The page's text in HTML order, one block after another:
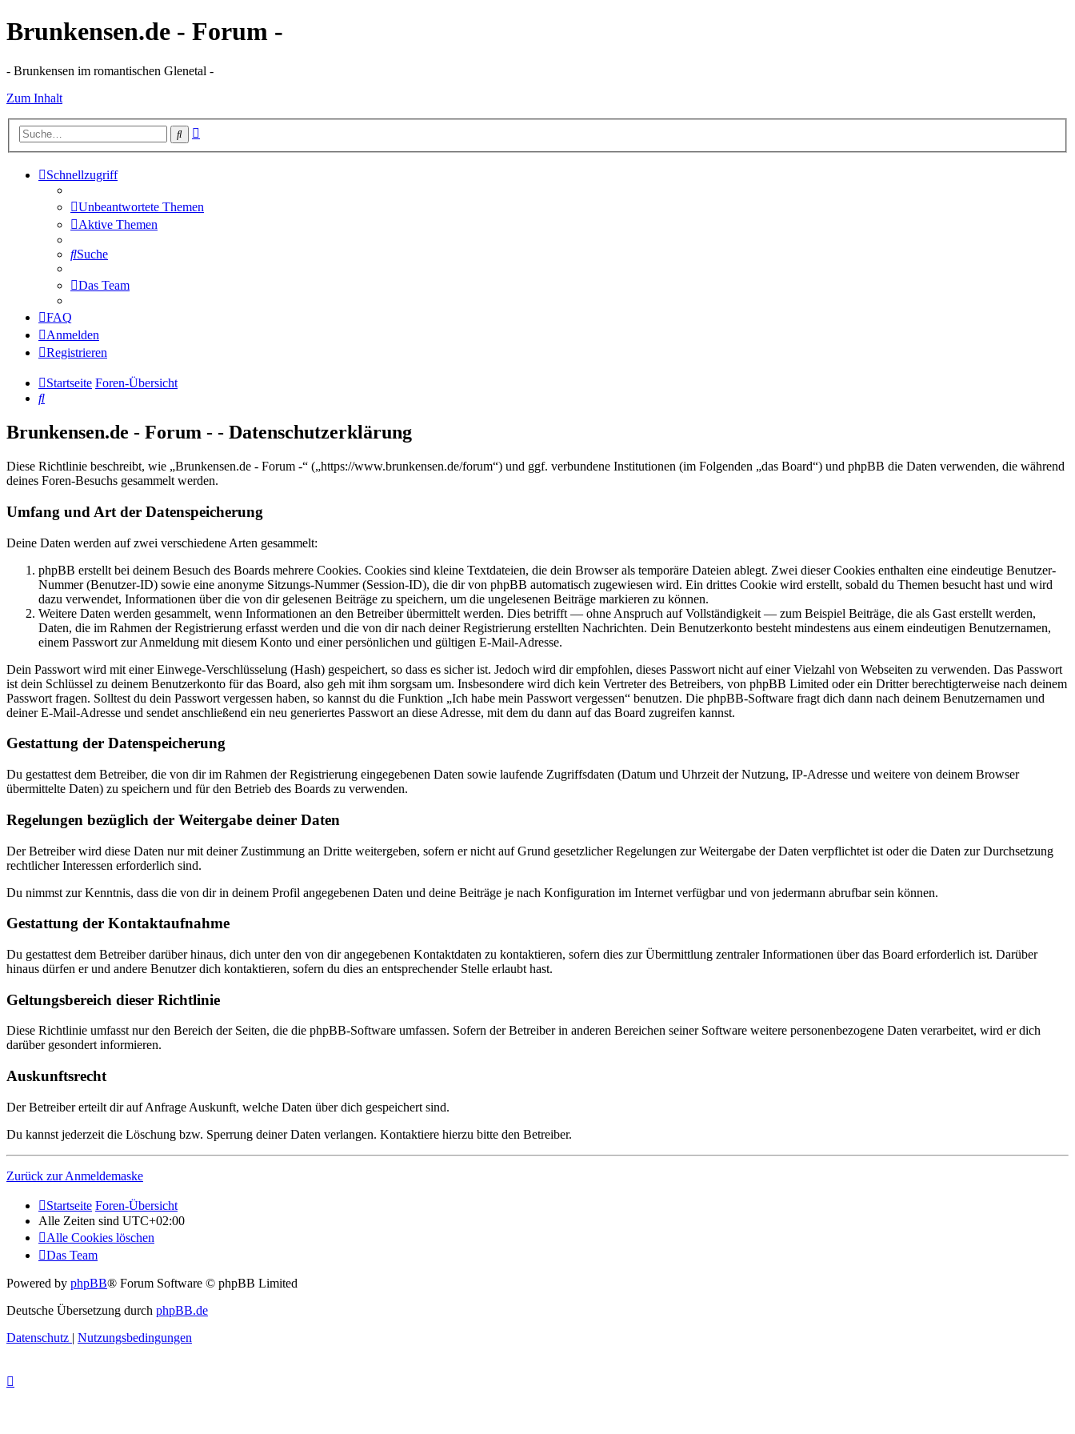
Brunkensen.de - Forum -
- Brunkensen im romantischen Glenetal -
Zum Inhalt
Suche
Schnellzugriff
Unbeantwortete Themen
Aktive Themen
Suche
Das Team
FAQ
Anmelden
Registrieren
Startseite Foren-Übersicht
Suche
Brunkensen.de - Forum - - Datenschutzerklärung
Diese Richtlinie beschreibt, wie „Brunkensen.de - Forum -“ („https://www.brunkensen.de/forum“) und ggf. verbundene Institutionen (im Folgenden „das Board“) und phpBB die Daten verwenden, die während
deines Foren-Besuchs gesammelt werden.
Umfang und Art der Datenspeicherung
Deine Daten werden auf zwei verschiedene Arten gesammelt:
phpBB erstellt bei deinem Besuch des Boards mehrere Cookies. Cookies sind kleine Textdateien, die dein Browser als temporäre Dateien ablegt. Zwei dieser Cookies enthalten eine eindeutige Benutzer-
Nummer (Benutzer-ID) sowie eine anonyme Sitzungs-Nummer (Session-ID), die dir von phpBB automatisch zugewiesen wird. Ein drittes Cookie wird erstellt, sobald du Themen besucht hast und wird
dazu verwendet, Informationen über die von dir gelesenen Beiträge zu speichern, um die ungelesenen Beiträge markieren zu können.
Weitere Daten werden gesammelt, wenn Informationen an den Betreiber übermittelt werden. Dies betrifft — ohne Anspruch auf Vollständigkeit — zum Beispiel Beiträge, die als Gast erstellt werden,
Daten, die im Rahmen der Registrierung erfasst werden und die von dir nach deiner Registrierung erstellten Nachrichten. Dein Benutzerkonto besteht mindestens aus einem eindeutigen Benutzernamen,
einem Passwort zur Anmeldung mit diesem Konto und einer persönlichen und gültigen E-Mail-Adresse.
Dein Passwort wird mit einer Einwege-Verschlüsselung (Hash) gespeichert, so dass es sicher ist. Jedoch wird dir empfohlen, dieses Passwort nicht auf einer Vielzahl von Webseiten zu verwenden. Das Passwort
ist dein Schlüssel zu deinem Benutzerkonto für das Board, also geh mit ihm sorgsam um. Insbesondere wird dich kein Vertreter des Betreibers, von phpBB Limited oder ein Dritter berechtigterweise nach deinem
Passwort fragen. Solltest du dein Passwort vergessen haben, so kannst du die Funktion „Ich habe mein Passwort vergessen“ benutzen. Die phpBB-Software fragt dich dann nach deinem Benutzernamen und
deiner E-Mail-Adresse und sendet anschließend ein neu generiertes Passwort an diese Adresse, mit dem du dann auf das Board zugreifen kannst.
Gestattung der Datenspeicherung
Du gestattest dem Betreiber, die von dir im Rahmen der Registrierung eingegebenen Daten sowie laufende Zugriffsdaten (Datum und Uhrzeit der Nutzung, IP-Adresse und weitere von deinem Browser
übermittelte Daten) zu speichern und für den Betrieb des Boards zu verwenden.
Regelungen bezüglich der Weitergabe deiner Daten
Der Betreiber wird diese Daten nur mit deiner Zustimmung an Dritte weitergeben, sofern er nicht auf Grund gesetzlicher Regelungen zur Weitergabe der Daten verpflichtet ist oder die Daten zur Durchsetzung
rechtlicher Interessen erforderlich sind.
Du nimmst zur Kenntnis, dass die von dir in deinem Profil angegebenen Daten und deine Beiträge je nach Konfiguration im Internet verfügbar und von jedermann abrufbar sein können.
Gestattung der Kontaktaufnahme
Du gestattest dem Betreiber darüber hinaus, dich unter den von dir angegebenen Kontaktdaten zu kontaktieren, sofern dies zur Übermittlung zentraler Informationen über das Board erforderlich ist. Darüber
hinaus dürfen er und andere Benutzer dich kontaktieren, sofern du dies an entsprechender Stelle erlaubt hast.
Geltungsbereich dieser Richtlinie
Diese Richtlinie umfasst nur den Bereich der Seiten, die die phpBB-Software umfassen. Sofern der Betreiber in anderen Bereichen seiner Software weitere personenbezogene Daten verarbeitet, wird er dich
darüber gesondert informieren.
Auskunftsrecht
Der Betreiber erteilt dir auf Anfrage Auskunft, welche Daten über dich gespeichert sind.
Du kannst jederzeit die Löschung bzw. Sperrung deiner Daten verlangen. Kontaktiere hierzu bitte den Betreiber.
Zurück zur Anmeldemaske
Startseite Foren-Übersicht
Alle Zeiten sind UTC+02:00
Alle Cookies löschen
Das Team
Powered by phpBB® Forum Software © phpBB Limited
Deutsche Übersetzung durch phpBB.de
Datenschutz | Nutzungsbedingungen